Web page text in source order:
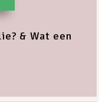
& Wat een